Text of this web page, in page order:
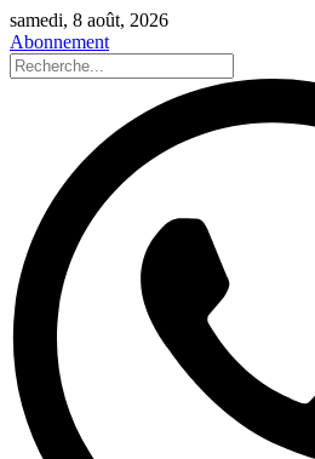
samedi, 8 août, 2026
Abonnement